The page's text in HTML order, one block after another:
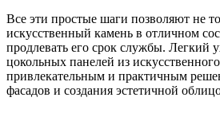
Все эти простые шаги позволяют не
искусственный камень в отличном
продлевать его срок службы. Легкий
цокольных панелей из
привлекательным и практичным
фасадов и создания эстетичной